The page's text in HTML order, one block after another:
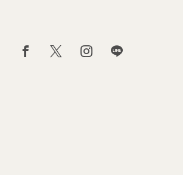
袖トップス＆ハーフパ
フレンチスリーブTシ